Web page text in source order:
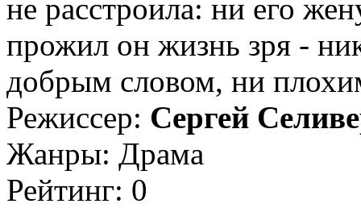
не расстроила: ни его
прожил он жизнь зря -
добрым словом, ни
Режиссер: Сергей
Жанры: Драма
Рейтинг: 0